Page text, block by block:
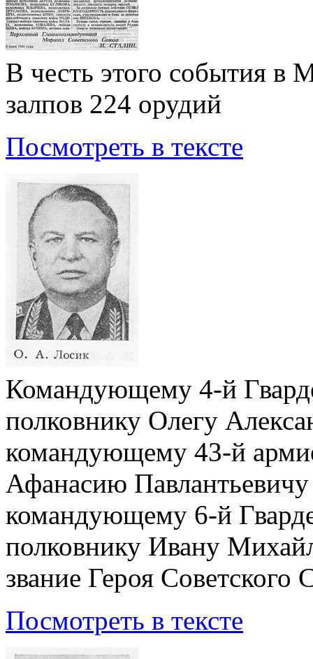
В честь этого события в
залпов 224 орудий
Посмотреть в тексте
Командующему 4-й
полковнику Олегу
командующему 43-й
Афанасию
командующему 6-й
полковнику Ивану
звание Героя Советского
Посмотреть в тексте